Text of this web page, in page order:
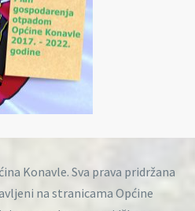
Konavle. Sva prava pridržana
na stranicama Općine